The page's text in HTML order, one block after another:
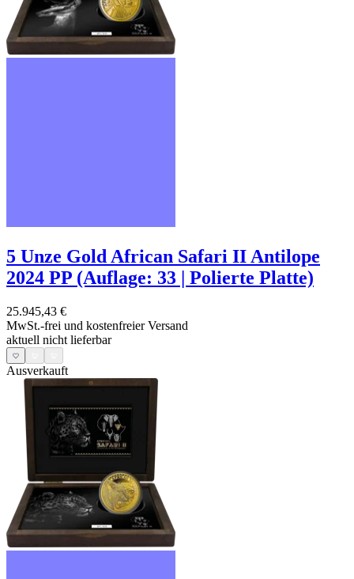
5 Unze Gold African Safari II Antilope
2024 PP (Auflage: 33 | Polierte Platte)
25.945,43 €
MwSt.-frei und kostenfreier Versand
aktuell nicht lieferbar
Ausverkauft